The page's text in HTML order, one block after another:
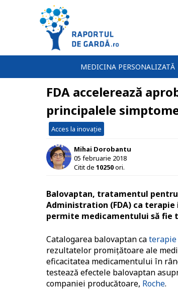
MEDICINA PERSONALIZATĂ
FDA accelerează
principalele
Acces la inovație
Mihai Dorobantu
05 februarie 2018
Citit de 10250ori.
Balovaptan, tratamentul
Administration (FDA) ca
permite medicamentului să fie
Catalogarea balovaptan ca
rezultatelor promițătoare ale
eficacitatea medicamentului în
testează efectele balovaptan
companiei producătoare, Roche.